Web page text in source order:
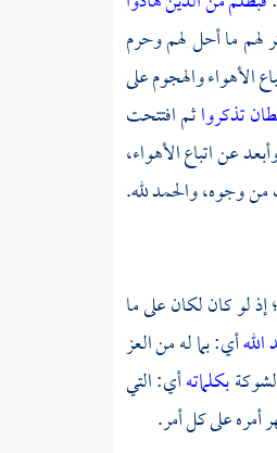
لهم ما أحل لهم وحرم
الأهواء والهجوم على
تذكرواثم افتتحت
عن اتباع الأهواء،
وجوه، والحمد لله.
إذ لو كان لكان على ما
اللهأي: بما له من العز
بكلماتهأي: التي
أمره على كل أمر.